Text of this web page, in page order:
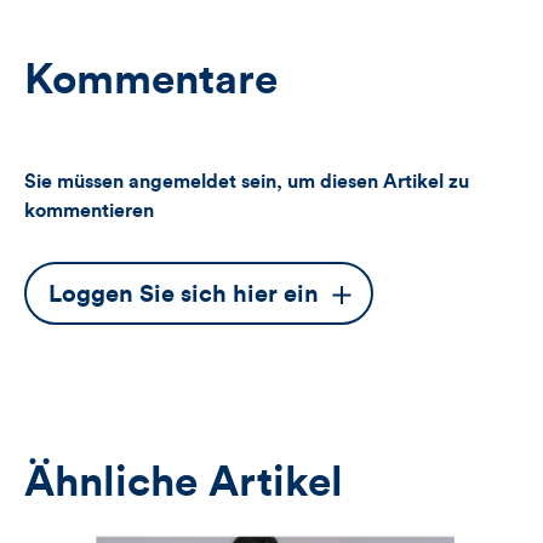
Kommentare
Sie müssen angemeldet sein, um diesen Artikel zu
kommentieren
Dieser
Button
Loggen Sie sich hier ein
Ähnliche Artikel